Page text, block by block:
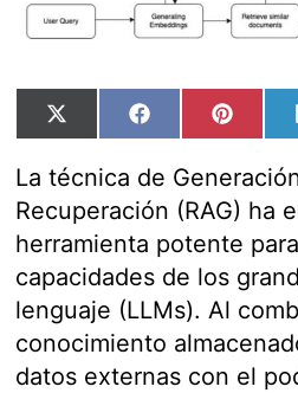
Compartir
en
X
Compartir
en
Facebook
en
La técnica de
Recuperación (RAG) ha
herramienta potente
capacidades de los
lenguaje (LLMs). Al
conocimiento
datos externas con el